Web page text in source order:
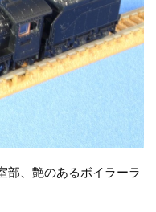
部、艶のあるボイラーラ